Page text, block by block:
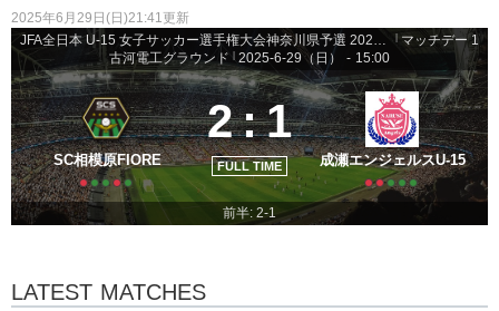
2025年6月29日(日)21:41更新
マッチデー 1
古河電工グラウンド
2025-6-29（日） - 15:00
SC相模原FIORE
2:1
FULL TIME 成瀬エンジェルスU-15
前半: 2-1
LATEST MATCHES